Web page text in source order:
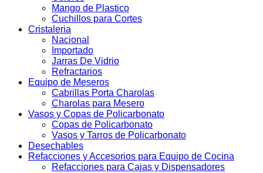
Mango de Plastico
Cuchillos para Cortes
Cristaleria
Nacional
Importado
Jarras De Vidrio
Refractarios
Equipo de Meseros
Cabrillas Porta Charolas
Charolas para Mesero
Vasos y Copas de Policarbonato
Copas de Policarbonato
Vasos y Tarros de Policarbonato
Desechables
Refacciones y Accesorios para Equipo de Cocina
Refacciones para Cajas y Dispensadores